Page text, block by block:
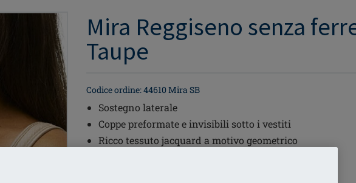
Mira Reggiseno senza
Taupe
Codice ordine: 44610 Mira SB
Sostegno laterale
Coppe preformate e invisibili sotto i vestiti
Ricco tessuto jacquard a motivo geometrico